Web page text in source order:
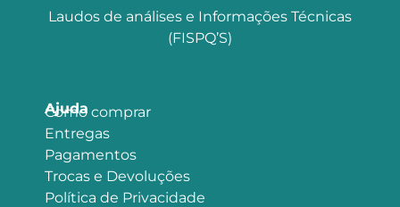
Laudos de análises e Informações Técnicas
(FISPQ’S)
Ajuda
Como comprar
Entregas
Pagamentos
Trocas e Devoluções
Política de Privacidade